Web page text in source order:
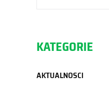
KATEGORIE
AKTUALNOSCI